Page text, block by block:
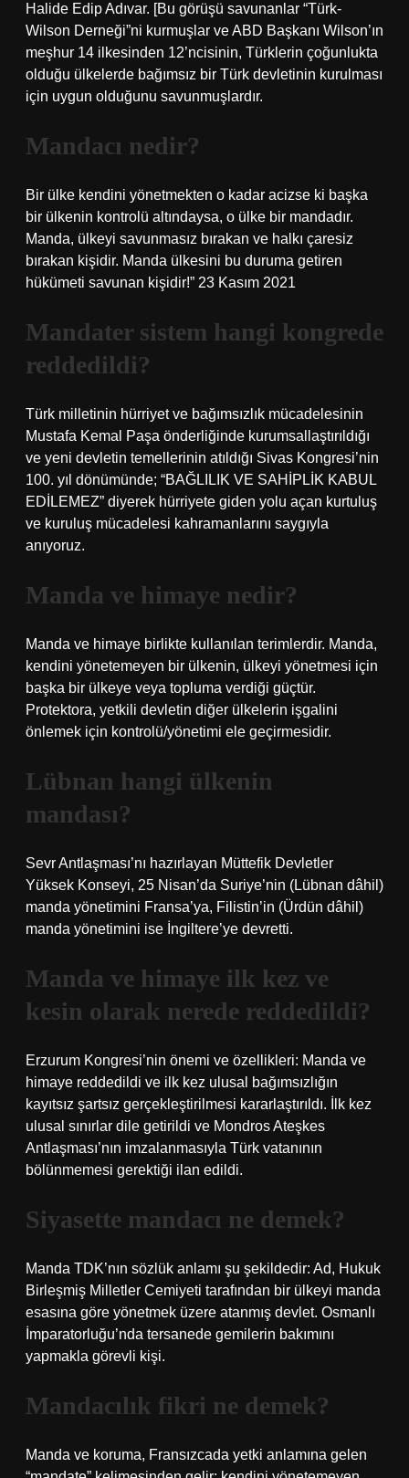
Halide Edip Adıvar. [Bu görüşü savunanlar “Türk-
Wilson Derneği”ni kurmuşlar ve ABD Başkanı Wilson’ın
meşhur 14 ilkesinden 12’ncisinin, Türklerin çoğunlukta
olduğu ülkelerde bağımsız bir Türk devletinin kurulması
için uygun olduğunu savunmuşlardır.
Mandacı nedir?
Bir ülke kendini yönetmekten o kadar acizse ki başka
bir ülkenin kontrolü altındaysa, o ülke bir mandadır.
Manda, ülkeyi savunmasız bırakan ve halkı çaresiz
bırakan kişidir. Manda ülkesini bu duruma getiren
hükümeti savunan kişidir!” 23 Kasım 2021
Mandater sistem hangi kongrede
reddedildi?
Türk milletinin hürriyet ve bağımsızlık mücadelesinin
Mustafa Kemal Paşa önderliğinde kurumsallaştırıldığı
ve yeni devletin temellerinin atıldığı Sivas Kongresi’nin
100. yıl dönümünde; “BAĞLILIK VE SAHİPLİK KABUL
EDİLEMEZ” diyerek hürriyete giden yolu açan kurtuluş
ve kuruluş mücadelesi kahramanlarını saygıyla
anıyoruz.
Manda ve himaye nedir?
Manda ve himaye birlikte kullanılan terimlerdir. Manda,
kendini yönetemeyen bir ülkenin, ülkeyi yönetmesi için
başka bir ülkeye veya topluma verdiği güçtür.
Protektora, yetkili devletin diğer ülkelerin işgalini
önlemek için kontrolü/yönetimi ele geçirmesidir.
Lübnan hangi ülkenin
mandası?
Sevr Antlaşması’nı hazırlayan Müttefik Devletler
Yüksek Konseyi, 25 Nisan’da Suriye’nin (Lübnan dâhil)
manda yönetimini Fransa’ya, Filistin’in (Ürdün dâhil)
manda yönetimini ise İngiltere’ye devretti.
Manda ve himaye ilk kez ve
kesin olarak nerede reddedildi?
Erzurum Kongresi’nin önemi ve özellikleri: Manda ve
himaye reddedildi ve ilk kez ulusal bağımsızlığın
kayıtsız şartsız gerçekleştirilmesi kararlaştırıldı. İlk kez
ulusal sınırlar dile getirildi ve Mondros Ateşkes
Antlaşması’nın imzalanmasıyla Türk vatanının
bölünmemesi gerektiği ilan edildi.
Siyasette mandacı ne demek?
Manda TDK’nın sözlük anlamı şu şekildedir: Ad, Hukuk
Birleşmiş Milletler Cemiyeti tarafından bir ülkeyi manda
esasına göre yönetmek üzere atanmış devlet. Osmanlı
İmparatorluğu’nda tersanede gemilerin bakımını
yapmakla görevli kişi.
Mandacılık fikri ne demek?
Manda ve koruma, Fransızcada yetki anlamına gelen